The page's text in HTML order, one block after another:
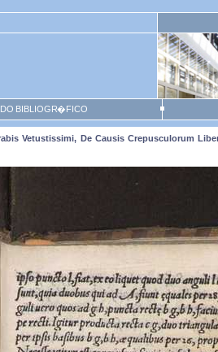
BIBLIOGR�FICO
Vetustissimi, De Causis Crepusculorum